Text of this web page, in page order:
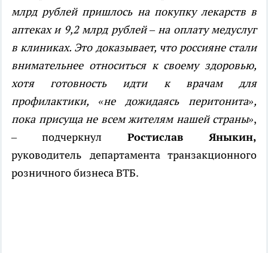
млрд рублей пришлось на покупку лекарств в
аптеках и 9,2 млрд рублей – на оплату медуслуг
в клиниках. Это доказывает, что россияне стали
внимательнее относиться к своему здоровью,
хотя готовность идти к врачам для
профилактики, «не дожидаясь перитонита»,
пока присуща не всем жителям нашей страны»,
– подчеркнул Ростислав Яныкин,
руководитель департамента транзакционного
розничного бизнеса ВТБ.